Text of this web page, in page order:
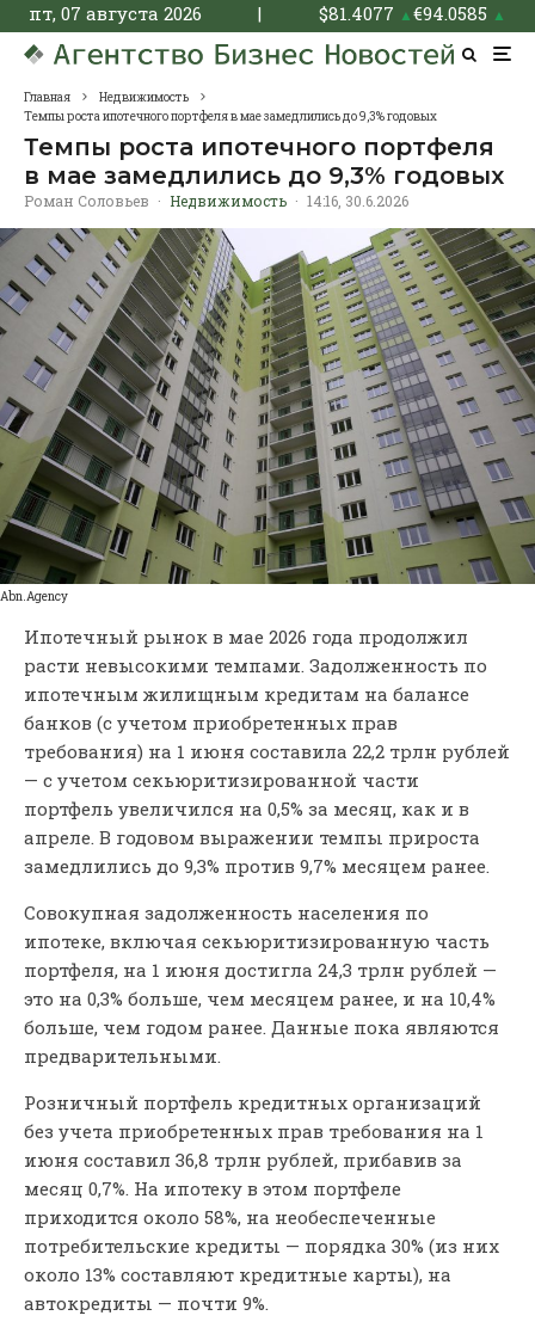
пт, 07 августа 2026 | $81.4077 ▲€94.0585 ▲
Главная
Недвижимость
Темпы роста ипотечного портфеля в мае замедлились до 9,3% годовых
Темпы роста ипотечного портфеля
в мае замедлились до 9,3% годовых
Роман Соловьев · Недвижимость · 14:16, 30.6.2026
Abn.Agency
Ипотечный рынок в мае 2026 года продолжил
расти невысокими темпами. Задолженность по
ипотечным жилищным кредитам на балансе
банков (с учетом приобретенных прав
требования) на 1 июня составила 22,2 трлн рублей
— с учетом секьюритизированной части
портфель увеличился на 0,5% за месяц, как и в
апреле. В годовом выражении темпы прироста
замедлились до 9,3% против 9,7% месяцем ранее.
Совокупная задолженность населения по
ипотеке, включая секьюритизированную часть
портфеля, на 1 июня достигла 24,3 трлн рублей —
это на 0,3% больше, чем месяцем ранее, и на 10,4%
больше, чем годом ранее. Данные пока являются
предварительными.
Розничный портфель кредитных организаций
без учета приобретенных прав требования на 1
июня составил 36,8 трлн рублей, прибавив за
месяц 0,7%. На ипотеку в этом портфеле
приходится около 58%, на необеспеченные
потребительские кредиты — порядка 30% (из них
около 13% составляют кредитные карты), на
автокредиты — почти 9%.